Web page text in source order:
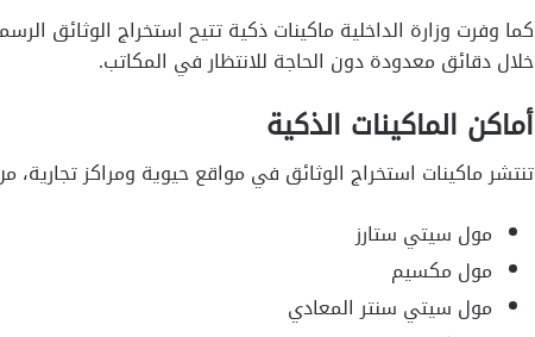
كما وفرت وزارة الداخلية ماكينات ذكية تتيح استخراج الوثائق
خلال دقائق معدودة دون الحاجة للانتظار في المكاتب.
أماكن الماكينات الذكية
تنتشر ماكينات استخراج الوثائق في مواقع حيوية ومراكز تجارية،
مول سيتي ستارز
مول مكسيم
مول سيتي سنتر المعادي